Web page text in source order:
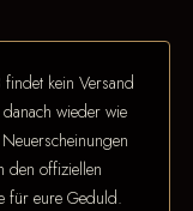
kein Versand
wieder wie
den offiziellen
für eure Geduld.